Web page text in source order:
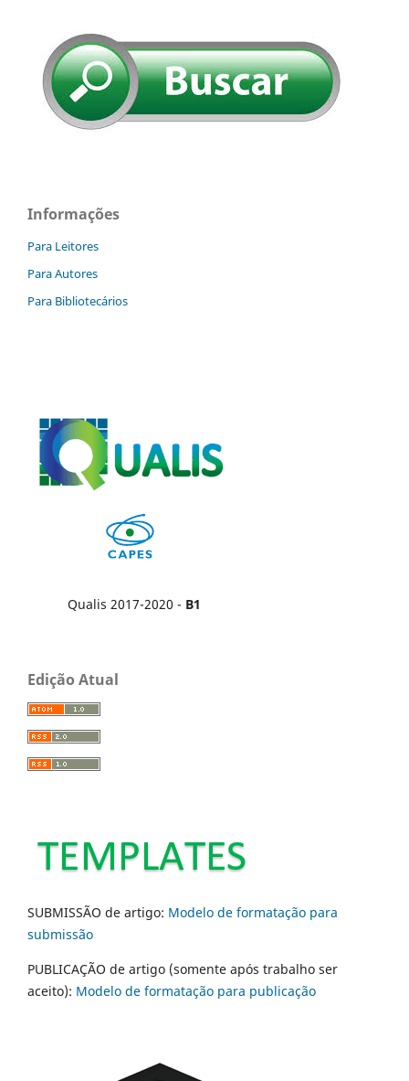
Informações
Para Leitores
Para Autores
Para Bibliotecários
Qualis 2017-2020 - B1
Edição Atual
SUBMISSÃO de artigo: Modelo de formatação para
submissão
PUBLICAÇÃO de artigo (somente após trabalho ser
aceito): Modelo de formatação para publicação